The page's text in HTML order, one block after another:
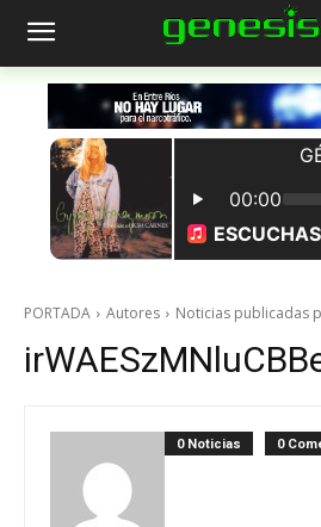
PORTADA Autores Noticias publicadas
0 Noticias 0